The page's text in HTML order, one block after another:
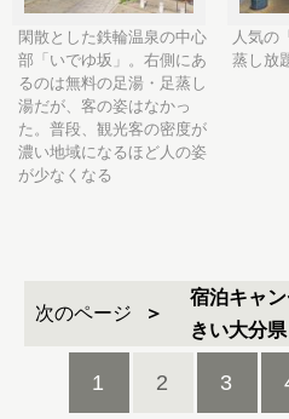
閑散とした鉄輪温泉の中心
部「いでゆ坂」。右側にあ
るのは無料の足湯・足蒸し
湯だが、客の姿はなかっ
た。普段、観光客の密度が
濃い地域になるほど人の姿
が少なくなる
人気の
蒸し放
次のページ
宿泊キャ
きい大分県
1 2 3